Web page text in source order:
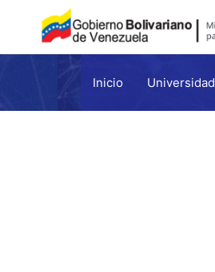
al
Inicio Universidad